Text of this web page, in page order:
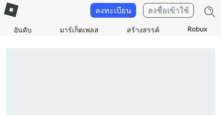
อันดับ มาร์เก็ตเพลส สร้างสรรค์ Robux
ลงทะเบียน ลงชื่อเข้าใช้